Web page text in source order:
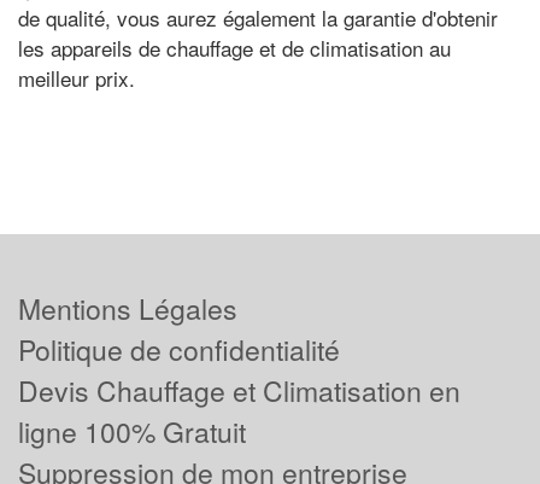
de qualité, vous aurez également la garantie d'obtenir
les appareils de chauffage et de climatisation au
meilleur prix.
Mentions Légales
Politique de confidentialité
Devis Chauffage et Climatisation en
ligne 100% Gratuit
Suppression de mon entreprise